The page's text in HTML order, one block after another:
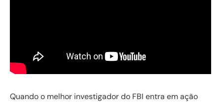
Quando o melhor investigador do FBI entra em ação